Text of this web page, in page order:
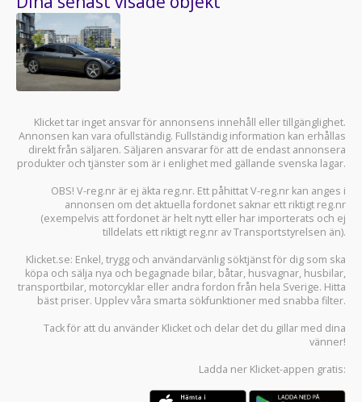
Klicket tar inget ansvar för annonsens innehåll eller tillgänglighet.
Annonsen kan vara ofullständig. Fullständig information kan erhållas
direkt från säljaren. Säljaren ansvarar för att de endast annonsera
produkter och tjänster som är i enlighet med gällande svenska lagar.
OBS! V-reg.nr är ej äkta reg.nr. Ett påhittat V-reg.nr kan anges i
annonsen om det aktuella fordonet saknar ett riktigt reg.nr
(exempelvis att fordonet är helt nytt eller har importerats och ej
tilldelats ett riktigt reg.nr av Transportstyrelsen än).
Klicket.se: Enkel, trygg och användarvänlig söktjänst för dig som ska
köpa och sälja nya och begagnade bilar, båtar, husvagnar, husbilar,
transportbilar, motorcyklar eller andra fordon från hela Sverige. Hitta
bäst priser. Upplev våra smarta sökfunktioner med snabba filter.
Tack för att du använder Klicket och delar det du gillar med dina
vänner!
Ladda ner Klicket-appen gratis: